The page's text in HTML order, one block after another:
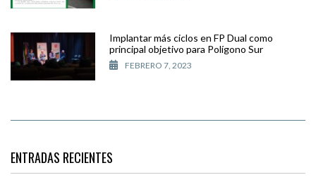
Implantar más ciclos en FP Dual como
principal objetivo para Polígono Sur
FEBRERO 7, 2023
ENTRADAS RECIENTES